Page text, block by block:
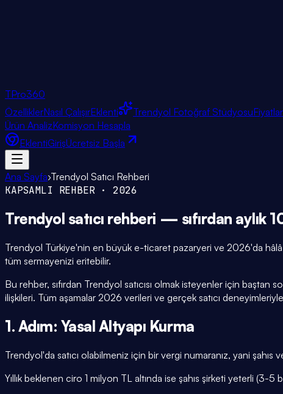
TPro360
ÖzelliklerNasıl ÇalışırEklenti Trendyol Fotoğraf Stüdyosu
Ürün AnalizKomisyon Hesapla
EklentiGirişÜcretsiz Başla
Ana Sayfa›Trendyol Satıcı Rehberi
KAPSAMLI REHBER · 2026
Trendyol satıcı rehberi — sıfırdan aylık
Trendyol Türkiye'nin en büyük e-ticaret pazaryeri ve 2026'da
tüm sermayenizi eritebilir.
Bu rehber, sıfırdan Trendyol satıcısı olmak isteyenler için
ilişkileri. Tüm aşamalar 2026 verileri ve gerçek satıcı
1. Adım: Yasal Altyapı Kurma
Trendyol'da satıcı olabilmeniz için bir vergi numaranız, yani
Yıllık beklenen ciro 1 milyon TL altında ise şahıs şirketi yeterli